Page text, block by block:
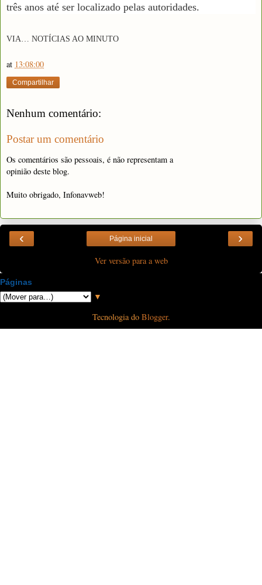
três anos até ser localizado pelas autoridades.
VIA… NOTÍCIAS AO MINUTO
at 13:08:00
Compartilhar
Nenhum comentário:
Postar um comentário
Os comentários são pessoais, é não representam a
opinião deste blog.
Muito obrigado, Infonavweb!
‹ ›
Página inicial
Ver versão para a web
Páginas
▼
Tecnologia do Blogger.